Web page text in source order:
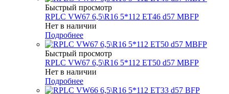
Быстрый просмотр
RPLC VW67 6,5\R16 5*112 ET46 d57 MBFP
Нет в наличии
Подробнее
Быстрый просмотр
RPLC VW67 6,5\R16 5*112 ET50 d57 MBFP
Нет в наличии
Подробнее